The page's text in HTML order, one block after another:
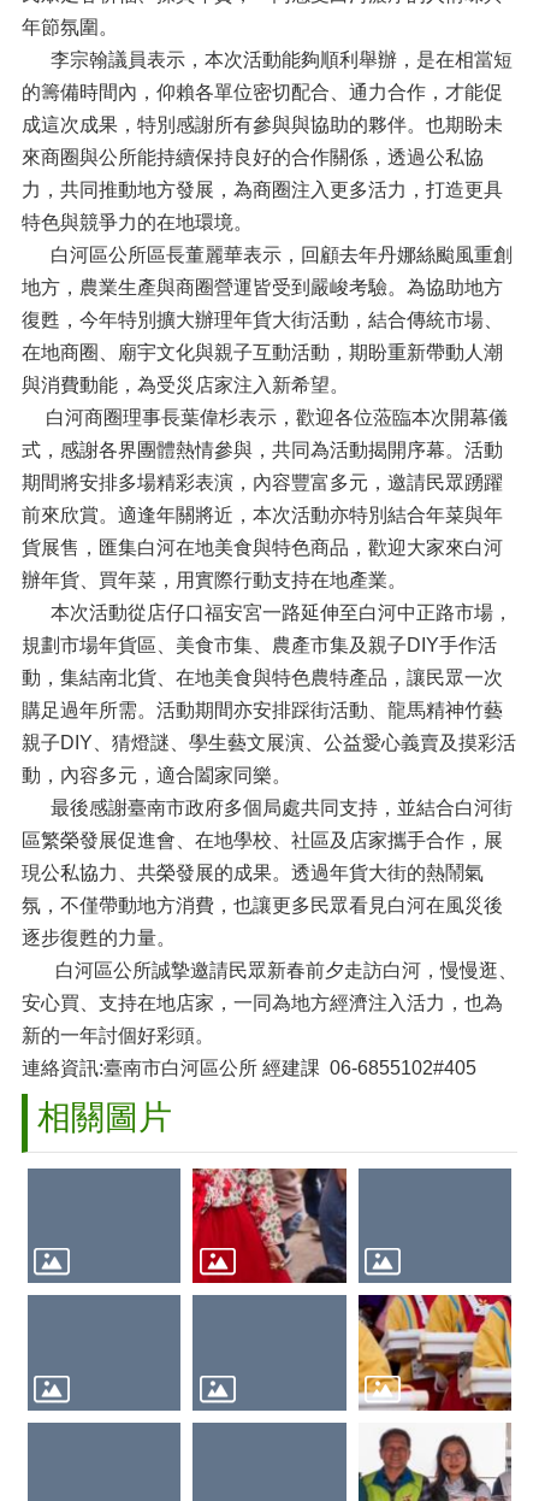
年節氛圍。
李宗翰議員表示，本次活動能夠順利舉辦，是在相當短
的籌備時間內，仰賴各單位密切配合、通力合作，才能促
成這次成果，特別感謝所有參與與協助的夥伴。也期盼未
來商圈與公所能持續保持良好的合作關係，透過公私協
力，共同推動地方發展，為商圈注入更多活力，打造更具
特色與競爭力的在地環境。
白河區公所區長董麗華表示，回顧去年丹娜絲颱風重創
地方，農業生產與商圈營運皆受到嚴峻考驗。為協助地方
復甦，今年特別擴大辦理年貨大街活動，結合傳統市場、
在地商圈、廟宇文化與親子互動活動，期盼重新帶動人潮
與消費動能，為受災店家注入新希望。
白河商圈理事長葉偉杉表示，歡迎各位蒞臨本次開幕儀
式，感謝各界團體熱情參與，共同為活動揭開序幕。活動
期間將安排多場精彩表演，內容豐富多元，邀請民眾踴躍
前來欣賞。適逢年關將近，本次活動亦特別結合年菜與年
貨展售，匯集白河在地美食與特色商品，歡迎大家來白河
辦年貨、買年菜，用實際行動支持在地產業。
本次活動從店仔口福安宮一路延伸至白河中正路市場，
規劃市場年貨區、美食市集、農產市集及親子DIY手作活
動，集結南北貨、在地美食與特色農特產品，讓民眾一次
購足過年所需。活動期間亦安排踩街活動、龍馬精神竹藝
親子DIY、猜燈謎、學生藝文展演、公益愛心義賣及摸彩活
動，內容多元，適合闔家同樂。
最後感謝臺南市政府多個局處共同支持，並結合白河街
區繁榮發展促進會、在地學校、社區及店家攜手合作，展
現公私協力、共榮發展的成果。透過年貨大街的熱鬧氣
氛，不僅帶動地方消費，也讓更多民眾看見白河在風災後
逐步復甦的力量。
白河區公所誠摯邀請民眾新春前夕走訪白河，慢慢逛、
安心買、支持在地店家，一同為地方經濟注入活力，也為
新的一年討個好彩頭。
連絡資訊:臺南市白河區公所 經建課 06-6855102#405
相關圖片